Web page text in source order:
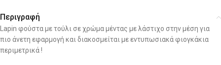
Περιγραφή
Lapin φούστα με τούλι σε χρώμα μέντας με λάστιχο στην μέση για
πιο άνετη εφαρμογή και διακοσμείται με εντυπωσιακά φιογκάκια
περιμετρικά !